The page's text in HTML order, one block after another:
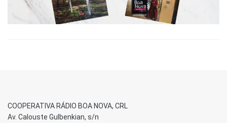
COOPERATIVA RÁDIO BOA NOVA, CRL
Av. Calouste Gulbenkian, s/n